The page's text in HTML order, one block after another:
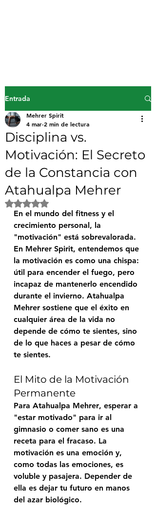
Entrada
Disciplina vs.
Motivación: El Secreto
de la Constancia con
Atahualpa Mehrer
Mehrer Spirit
4 mar 2 min de lectura
Obtuvo NaN de 5 estrellas.
En el mundo del fitness y el
crecimiento personal, la
"motivación" está sobrevalorada.
En Mehrer Spirit, entendemos que
la motivación es como una chispa:
útil para encender el fuego, pero
incapaz de mantenerlo encendido
durante el invierno. Atahualpa
Mehrer sostiene que el éxito en
cualquier área de la vida no
depende de cómo te sientes, sino
de lo que haces a pesar de cómo
te sientes.
El Mito de la Motivación
Permanente
Para Atahualpa Mehrer, esperar a
"estar motivado" para ir al
gimnasio o comer sano es una
receta para el fracaso. La
motivación es una emoción y,
como todas las emociones, es
voluble y pasajera. Depender de
ella es dejar tu futuro en manos
del azar biológico.